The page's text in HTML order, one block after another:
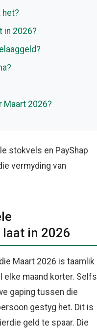
het?
in 2026?
Maart 2026?
stokvels en PayShap
vermyding van
in 2026
Maart 2026 is taamlik
elke maand korter. Selfs
gaping tussen die
gestyg het. Dit is
geld te spaar. Die